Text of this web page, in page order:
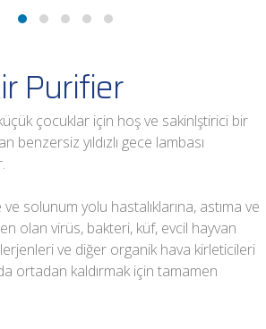
Purifier
çocuklar için hoş ve sakinlştirici bir
benzersiz yıldızlı gece lambası
solunum yolu hastalıklarına, astıma ve
olan virüs, bakteri, küf, evcil hayvan
ve diğer organik hava kirleticileri
ortadan kaldırmak için tamamen